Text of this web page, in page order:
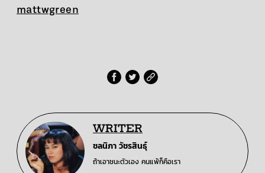
mattwgreen
WRITER
ชลนิภา วัชรสินธุ์
ถ้าเอาชนะตัวเอง คนแพ้ก็คือเรา